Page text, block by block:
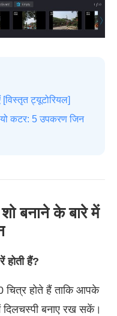
ट्यूटोरियल]
कटर: 5 उपकरण जिन
बनाने के बारे में
होती हैं?
होते हैं ताकि आपके
दिलचस्पी बनाए रख सकें।